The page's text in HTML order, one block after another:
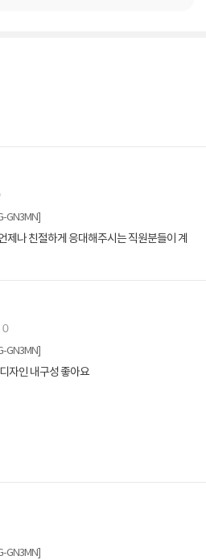
GN3MN]
제나 친절하게 응대해주시는 직원분들이 계
0
GN3MN]
자인 내구성 좋아요
GN3MN]